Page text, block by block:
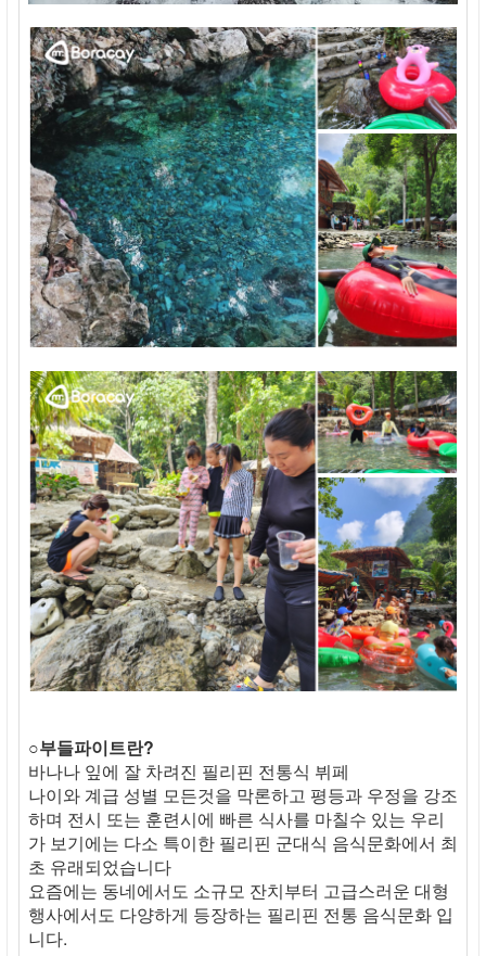
○부들파이트란?
바나나 잎에 잘 차려진 필리핀 전통식 뷔페
나이와 계급 성별 모든것을 막론하고 평등과 우정을 강조
하며 전시 또는 훈련시에 빠른 식사를 마칠수 있는 우리
가 보기에는 다소 특이한 필리핀 군대식 음식문화에서 최
초 유래되었습니다
요즘에는 동네에서도 소규모 잔치부터 고급스러운 대형
행사에서도 다양하게 등장하는 필리핀 전통 음식문화 입
니다.